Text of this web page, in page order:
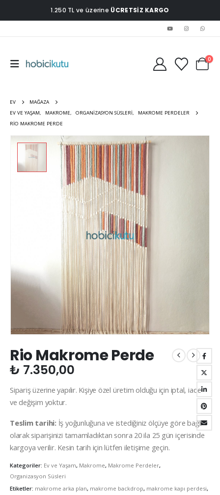
1.250 TL ve üzerine ÜCRETSİZ KARGO
0
EV
MAĞAZA
EV VE YAŞAM, MAKROME, ORGANIZASYON SÜSLERI,
MAKROME PERDELER
RIO MAKROME PERDE
Rio Makrome Perde
₺ 7.350,00
Sipariş üzerine yapılır. Kişiye özel üretim olduğu için iptal, iade
ve değişim yoktur.
Teslim tarihi: İş yoğunluğuna ve istediğiniz ölçüye göre bağlı
olarak siparişinizi tamamladıktan sonra 20 ila 25 gün içerisinde
kargoya verilir. Kesin tarih için lütfen iletişime geçin.
Kategoriler: Ev ve Yaşam, Makrome, Makrome Perdeler,
Organizasyon Süsleri
Etiketler: makrome arka plan, makrome backdrop, makrome kapı perdesi,